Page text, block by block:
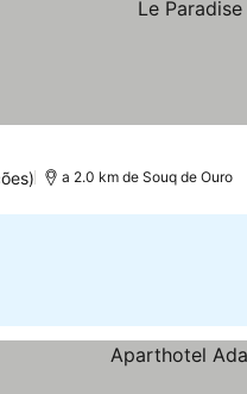
a 2.0 km de Souq de Ouro